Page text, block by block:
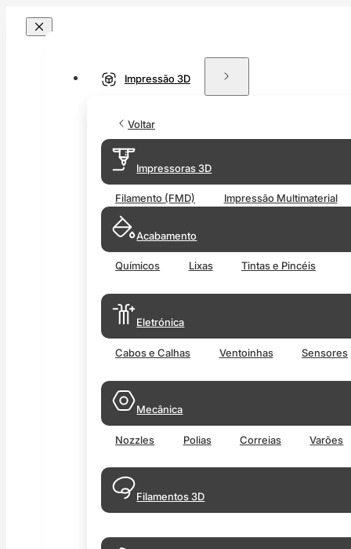
Impressão 3D
Voltar
Impressoras 3D
Filamento (FMD) Impressão Multimaterial
Acabamento
Químicos Lixas Tintas e Pincéis
Eletrónica
Cabos e Calhas Ventoinhas Sensores
Mecânica
Nozzles Polias Correias Varões
Filamentos 3D